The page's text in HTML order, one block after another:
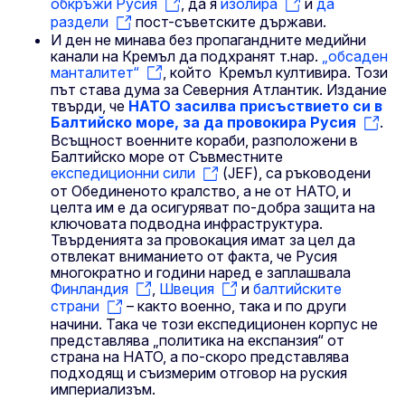
обкръжи Русия
, да я изолира и да
раздели
пост-съветските държави.
И ден не минава без пропагандните медийни
канали на Кремъл да подхранят т.нар. „обсаден
манталитет“
, който Кремъл култивира. Този
път става дума за Северния Атлантик. Издание
твърди, че НАТО засилва присъствието си в
Балтийско море, за да провокира Русия
.
Всъщност военните кораби, разположени в
Балтийско море от Съвместните
експедиционни сили
(JEF), са ръководени
от Обединеното кралство, а не от НАТО, и
целта им е да осигуряват по-добра защита на
ключовата подводна инфраструктура.
Твърденията за провокация имат за цел да
отвлекат вниманието от факта, че Русия
многократно и години наред е заплашвала
Финландия
Швеция и балтийските
страни
– както военно, така и по други
начини. Така че този експедиционен корпус не
представлява „политика на експанзия“ от
страна на НАТО, а по-скоро представлява
подходящ и съизмерим отговор на руския
империализъм.